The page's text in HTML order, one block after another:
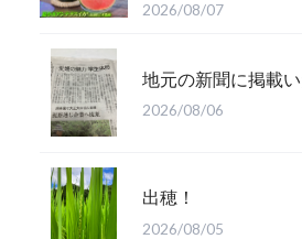
2026/08/07
地元の新聞に掲載
2026/08/06
出穂！
2026/08/05